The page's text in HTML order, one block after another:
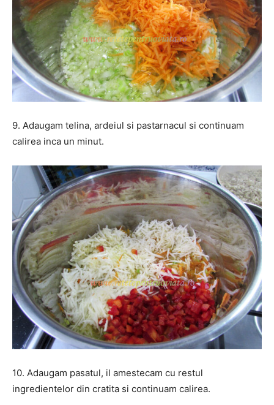
9. Adaugam telina, ardeiul si pastarnacul si continuam
calirea inca un minut.
10. Adaugam pasatul, il amestecam cu restul
ingredientelor din cratita si continuam calirea.